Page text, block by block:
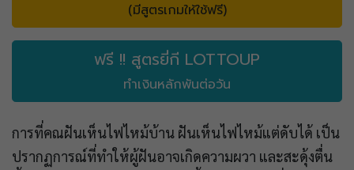
(มีสูตรเกมให้ใช้ฟรี)
ฟรี !! สูตรยี่กี LOTTOUP
ทำเงินหลักพันต่อวัน
การที่คณฝันเห็นไฟไหม้บ้าน ฝันเห็นไฟไหม้แต่ดับได้ เป็น
ปรากฏการณ์ที่ทำให้ผู้ฝันอาจเกิดความผวา และสะดุ้งตื่น